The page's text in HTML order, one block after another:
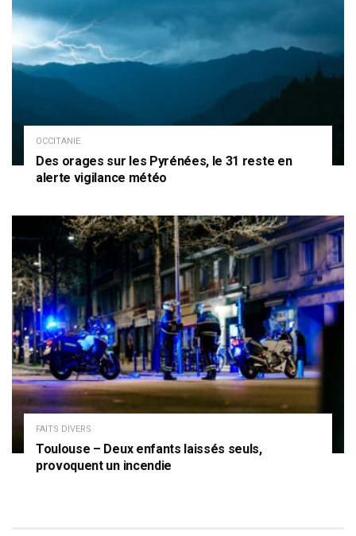
OCCITANIE
Des orages sur les Pyrénées, le 31 reste en
alerte vigilance météo
FAITS DIVERS
Toulouse – Deux enfants laissés seuls,
provoquent un incendie